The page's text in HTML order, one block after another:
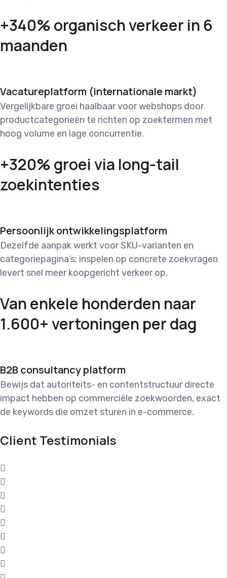
+340% organisch verkeer in 6
maanden
Vacatureplatform (internationale markt)
Vergelijkbare groei haalbaar voor webshops door
productcategorieën te richten op zoektermen met
hoog volume en lage concurrentie.
+320% groei via long-tail
zoekintenties
Persoonlijk ontwikkelingsplatform
Dezelfde aanpak werkt voor SKU-varianten en
categoriepagina’s: inspelen op concrete zoekvragen
levert snel meer koopgericht verkeer op.
Van enkele honderden naar
1.600+ vertoningen per dag
B2B consultancy platform
Bewijs dat autoriteits- en contentstructuur directe
impact hebben op commerciële zoekwoorden, exact
de keywords die omzet sturen in e-commerce.
Client Testimonials